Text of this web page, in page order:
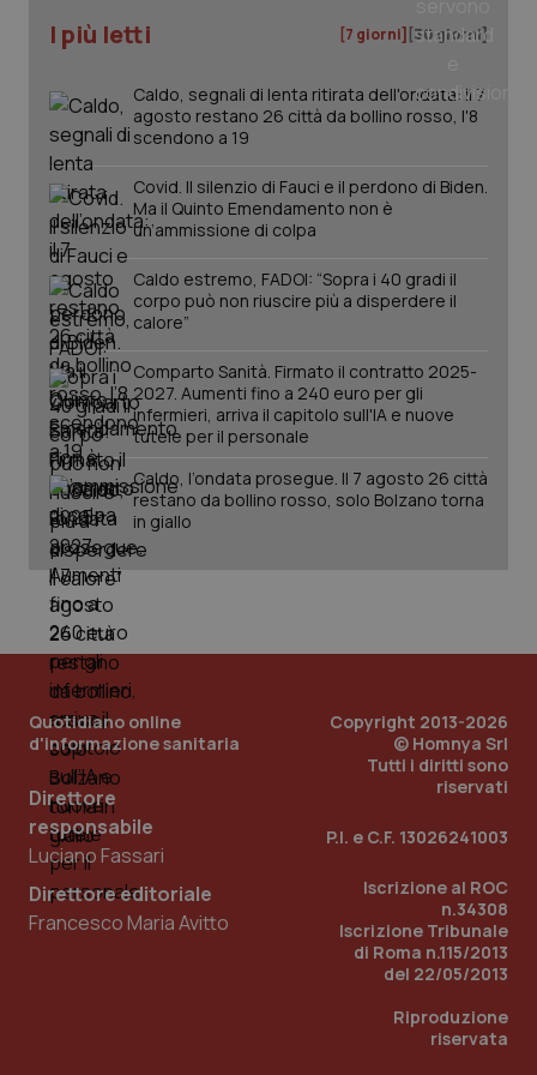
I più letti [7 giorni] [30 giorni]
Caldo, segnali di lenta ritirata dell'ondata: il 7
agosto restano 26 città da bollino rosso, l'8
scendono a 19
Covid. Il silenzio di Fauci e il perdono di Biden.
Ma il Quinto Emendamento non è
un’ammissione di colpa
Caldo estremo, FADOI: “Sopra i 40 gradi il
corpo può non riuscire più a disperdere il
calore”
Comparto Sanità. Firmato il contratto 2025-
2027. Aumenti fino a 240 euro per gli
infermieri, arriva il capitolo sull'IA e nuove
tutele per il personale
Caldo, l’ondata prosegue. Il 7 agosto 26 città
restano da bollino rosso, solo Bolzano torna
in giallo
Quotidiano online
d'informazione sanitaria
Direttore
responsabile
Luciano Fassari
Direttore editoriale
Francesco Maria Avitto
Copyright 2013-2026
© Homnya Srl
Tutti i diritti sono
riservati
P.I. e C.F. 13026241003
Iscrizione al ROC
n.34308
Iscrizione Tribunale
di Roma n.115/2013
del 22/05/2013
Riproduzione
riservata
www.quotidianosanita.it
tracking-sites-ironfish-
tracking-enable
www.quotidianosanita.it
tracking-sites-ironfish-
session-id
_ga